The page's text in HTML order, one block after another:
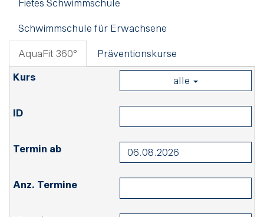
Fietes Schwimmschule
Schwimmschule für Erwachsene
AquaFit 360° Präventionskurse
alle